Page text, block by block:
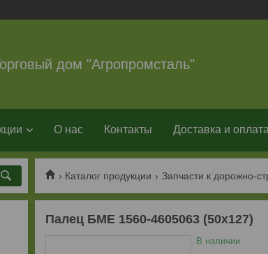
дом "Агропромсталь"
О нас Контакты Доставка и оплата
Каталог продукции Запчасти к дорожно-
Палец БМЕ 1560-4605063 (50х127)
В наличии